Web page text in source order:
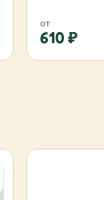
от
610 ₽